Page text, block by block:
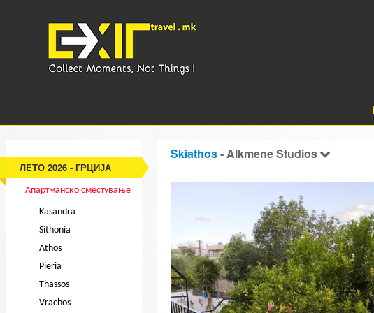
ЛЕТО 2026 - ГРЦИЈА
Апартманско сместување
Kasandra
Sithonia
Athos
Pieria
Thassos
Vrachos
Skiathos- Alkmene Studios